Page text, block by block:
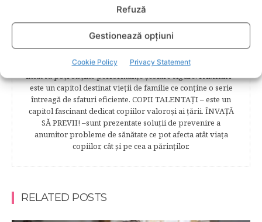
Refuză
Gestionează opțiuni
Cookie Policy Privacy Statement
captivante subcategorii. COPILUL 1-6 ANI – este un capitol
se descurce cu propriul copil, cum să îl îngrijească în aşa fel
încât să crească perfect sănătos. EDUCAŢIE – este un capitol
captivant în care poţi afla cum să îţi educi copilul în aşa fel
încât să poţi obţine performanţe şcolare sigure. FAMILIA –
este un capitol destinat vieţii de familie ce conţine o serie
întreagă de sfaturi eficiente. COPII TALENTAŢI – este un
capitol fascinant dedicat copiilor valoroși ai țării. ÎNVAŢĂ
SĂ PREVII! –sunt prezentate soluţii de prevenire a
anumitor probleme de sănătate ce pot afecta atât viaţa
copiilor, cât şi pe cea a părinţilor.
RELATED POSTS